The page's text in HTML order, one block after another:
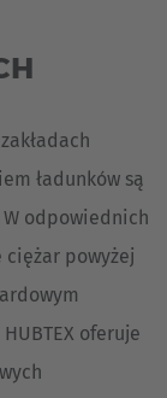
ładunków są
odpowiednich
ciężar powyżej
oferuje